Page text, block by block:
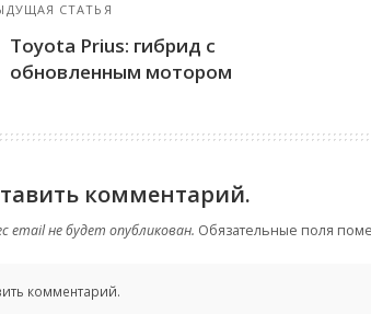
СТАТЬЯ
Toyota Prius: гибрид с
обновленным мотором
комментарий.
email не будет опубликован. Обязательные поля